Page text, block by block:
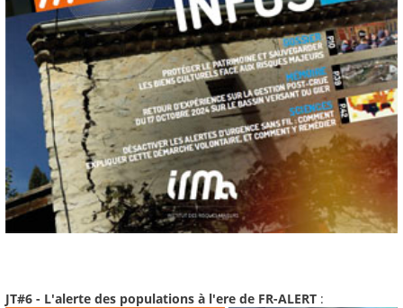
JT#6 - L'alerte des populations à l'ere de FR-ALERT :